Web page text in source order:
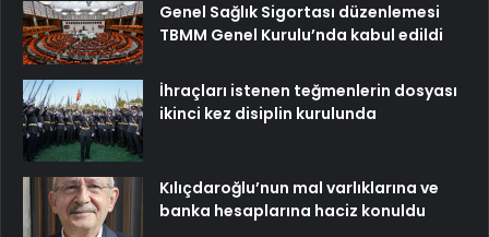
Genel Sağlık Sigortası düzenlemesi
TBMM Genel Kurulu’nda kabul edildi
İhraçları istenen teğmenlerin dosyası
ikinci kez disiplin kurulunda
Kılıçdaroğlu’nun mal varlıklarına ve
banka hesaplarına haciz konuldu